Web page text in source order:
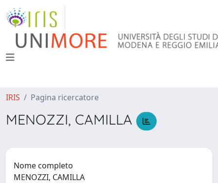
IRIS Pagina ricercatore
MENOZZI, CAMILLA
Nome completo
MENOZZI, CAMILLA